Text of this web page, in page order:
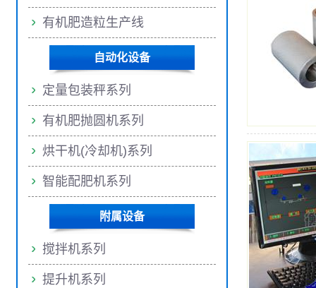
有机肥造粒生产线
自动化设备
定量包装秤系列
有机肥抛圆机系列
烘干机(冷却机)系列
智能配肥机系列
附属设备
搅拌机系列
提升机系列